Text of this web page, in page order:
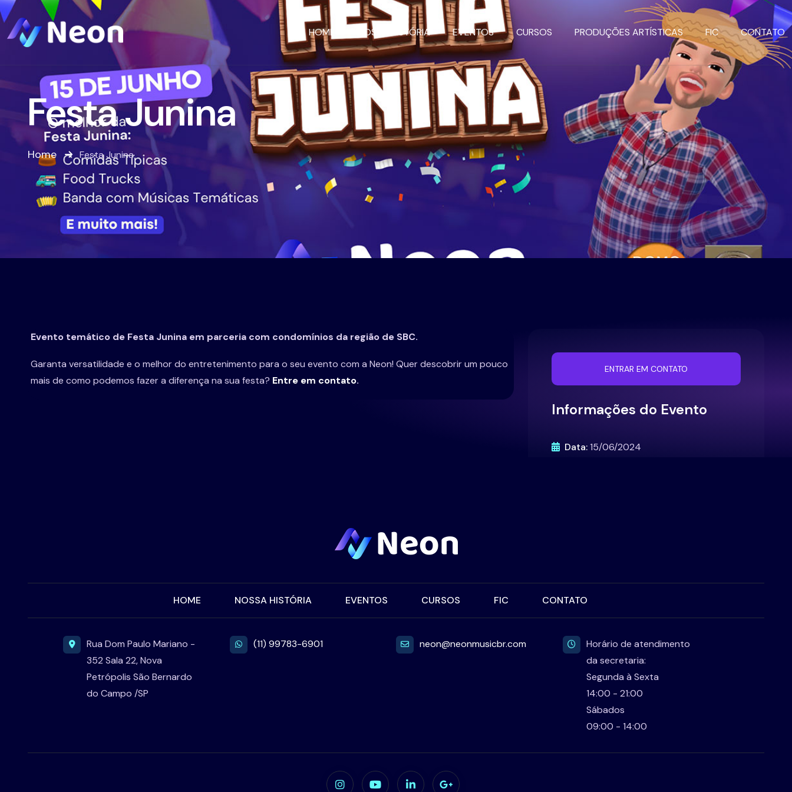
HOME NOSSA HISTÓRIA EVENTOS CURSOS PRODUÇÕES ARTÍSTICAS FIC CONTATO
Festa Junina
Home Festa Junina
Evento temático de Festa Junina em parceria com condomínios da região de SBC.
Garanta versatilidade e o melhor do entretenimento para o seu evento com a Neon! Quer descobrir um pouco
mais de como podemos fazer a diferença na sua festa? Entre em contato.
ENTRAR EM CONTATO
Informações do Evento
Data:15/06/2024
HOME NOSSA HISTÓRIA EVENTOS CURSOS FIC CONTATO
Rua Dom Paulo Mariano -
352 Sala 22, Nova
Petrópolis São Bernardo
do Campo /SP
(11) 99783-6901 neon@neonmusicbr.com
Horário de atendimento
da secretaria:
Segunda à Sexta
14:00 - 21:00
Sábados
09:00 - 14:00